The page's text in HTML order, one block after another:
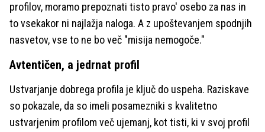
profilov, moramo prepoznati tisto pravo' osebo za nas in
to vsekakor ni najlažja naloga. A z upoštevanjem spodnjih
nasvetov, vse to ne bo več "misija nemogoče."
Avtentičen, a jedrnat profil
Ustvarjanje dobrega profila je ključ do uspeha. Raziskave
so pokazale, da so imeli posamezniki s kvalitetno
ustvarjenim profilom več ujemanj, kot tisti, ki v svoj profil